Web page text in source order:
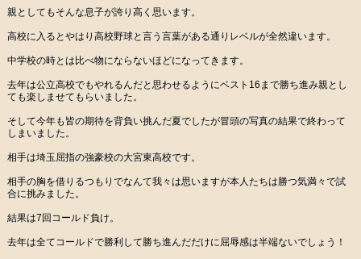
親としてもそんな息子が誇り高く思います。
高校に入るとやはり高校野球と言う言葉がある通りレベルが全然違います。
中学校の時とは比べ物にならないほどになってきます。
去年は公立高校でもやれるんだと思わせるようにベスト16まで勝ち進み親とし
ても楽しませてもらいました。
そして今年も皆の期待を背負い挑んだ夏でしたが冒頭の写真の結果で終わって
しまいました。
相手は埼玉屈指の強豪校の大宮東高校です。
相手の胸を借りるつもりでなんて我々は思いますが本人たちは勝つ気満々で試
合に挑みました。
結果は7回コールド負け。
去年は全てコールドで勝利して勝ち進んだだけに屈辱感は半端ないでしょう！